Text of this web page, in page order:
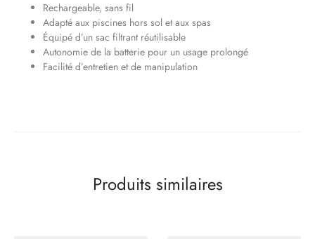
Rechargeable, sans fil
Adapté aux piscines hors sol et aux spas
Équipé d’un sac filtrant réutilisable
Autonomie de la batterie pour un usage prolongé
Facilité d’entretien et de manipulation
Produits similaires